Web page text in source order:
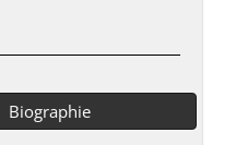
Biographie